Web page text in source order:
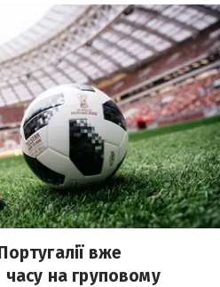
вже
часу на груповому